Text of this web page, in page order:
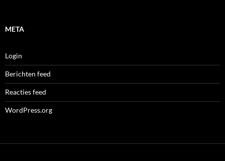
META
Login
Berichten feed
Reacties feed
WordPress.org